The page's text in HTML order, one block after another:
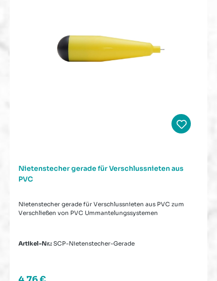
Nietenstecher gerade für Verschlussnieten aus
PVC
Nietenstecher gerade für Verschlussnieten aus PVC zum
Verschließen von PVC Ummantelungssystemen
Artikel-Nr.: SCP-Nietenstecher-Gerade